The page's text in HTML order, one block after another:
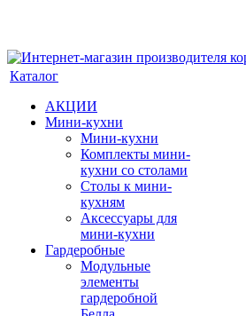
Каталог
АКЦИИ
Мини-кухни
Мини-кухни
Комплекты мини-
кухни со столами
Столы к мини-
кухням
Аксессуары для
мини-кухни
Гардеробные
Модульные
элементы
гардеробной